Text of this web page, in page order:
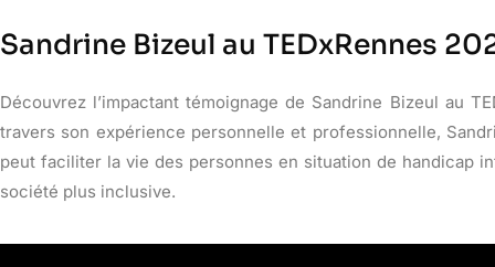
Sandrine Bizeul au TEDxRennes
Découvrez l’impactant témoignage de Sandrine Bizeul au
travers son expérience personnelle et professionnelle,
peut faciliter la vie des personnes en situation de handicap
société plus inclusive.